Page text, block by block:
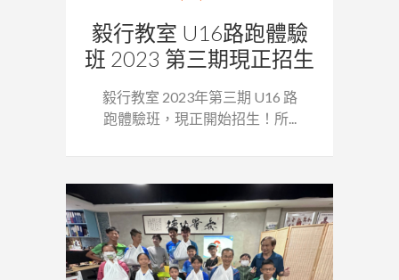
毅行教室 U16路跑體驗
班 2023 第三期現正招生
毅行教室 2023年第三期 U16 路
跑體驗班，現正開始招生！所...